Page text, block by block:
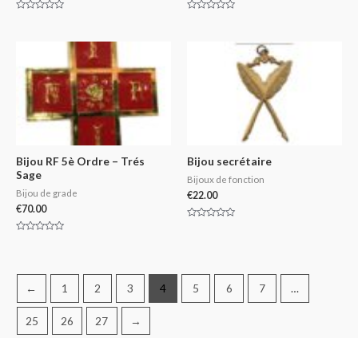
Bijou RF 5è Ordre – Trés
Sage
Bijou de grade
€70.00
5
Bijou secrétaire
Bijoux de fonction
€22.00
← 1 2 3 4 5 6 7 …
25 26 27 →